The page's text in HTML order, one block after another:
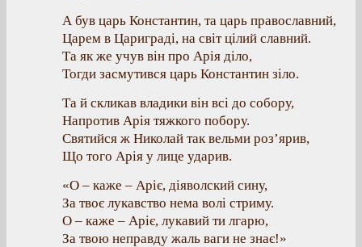
А був царь Константин, та царь православний,
Царем в Цариграді, на світ цілий славний.
Та як же учув він про Арія діло,
Тогди засмутився царь Константин зіло.
Та й скликав владики він всі до собору,
Напротив Арія тяжкого побору.
Святийся ж Николай так вельми роз’ярив,
Що того Арія у лице ударив.
«О – каже – Аріє, діяволский сину,
За твоє лукавство нема волі стриму.
О – каже – Аріє, лукавий ти лгарю,
За твою неправду жаль ваги не знає!»